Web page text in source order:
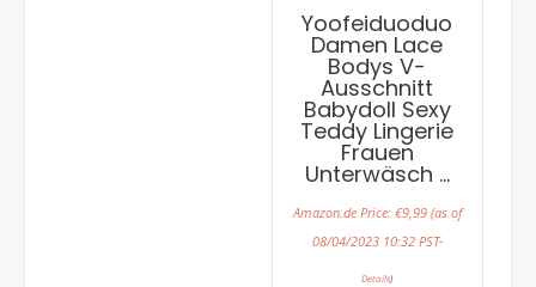
Yoofeiduoduo
Damen Lace
Bodys V-
Ausschnitt
Babydoll Sexy
Teddy Lingerie
Frauen
Unterwäsch …
Amazon.de Price: €9,99(as of
08/04/2023 10:32 PST-
Details)